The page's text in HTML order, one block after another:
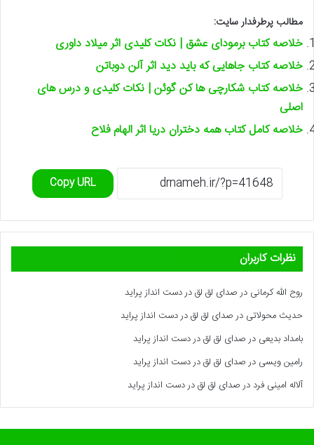
مطالب پرطرفدار سایت:
خلاصه کتاب برمودای عشق | نکات کلیدی اثر میلاد داوری
خلاصه کتاب جاهایی که باید دید اثر آلن دوباتن
خلاصه کتاب شکارچی ها کن گوئن | نکات کلیدی و درس های
اصلی
خلاصه کامل کتاب همه دختران دریا اثر الهام فلاح
Copy URL
نظرات کاربران
روح الله کرمانی درصدای لق لق در دست انداز پراید
حدیث محولاتی درصدای لق لق در دست انداز پراید
بامداد بدیعی درصدای لق لق در دست انداز پراید
رامین ویسی درصدای لق لق در دست انداز پراید
آلاله امینی فرد درصدای لق لق در دست انداز پراید